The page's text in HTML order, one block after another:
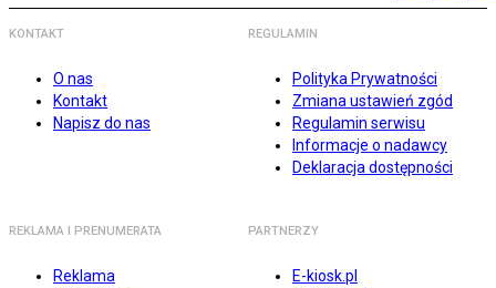
KONTAKT
O nas
Kontakt
Napisz do nas
REGULAMIN
Polityka Prywatności
Zmiana ustawień zgód
Regulamin serwisu
Informacje o nadawcy
Deklaracja dostępności
REKLAMA I PRENUMERATA
Reklama
PARTNERZY
E-kiosk.pl